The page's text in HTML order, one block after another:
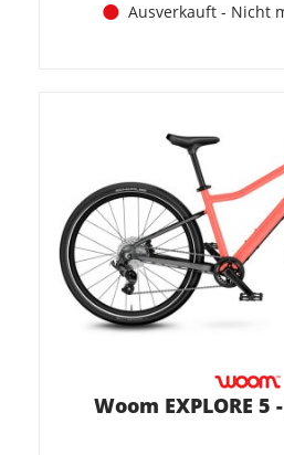
Ausverkauft - Nicht
Woom EXPLORE 5